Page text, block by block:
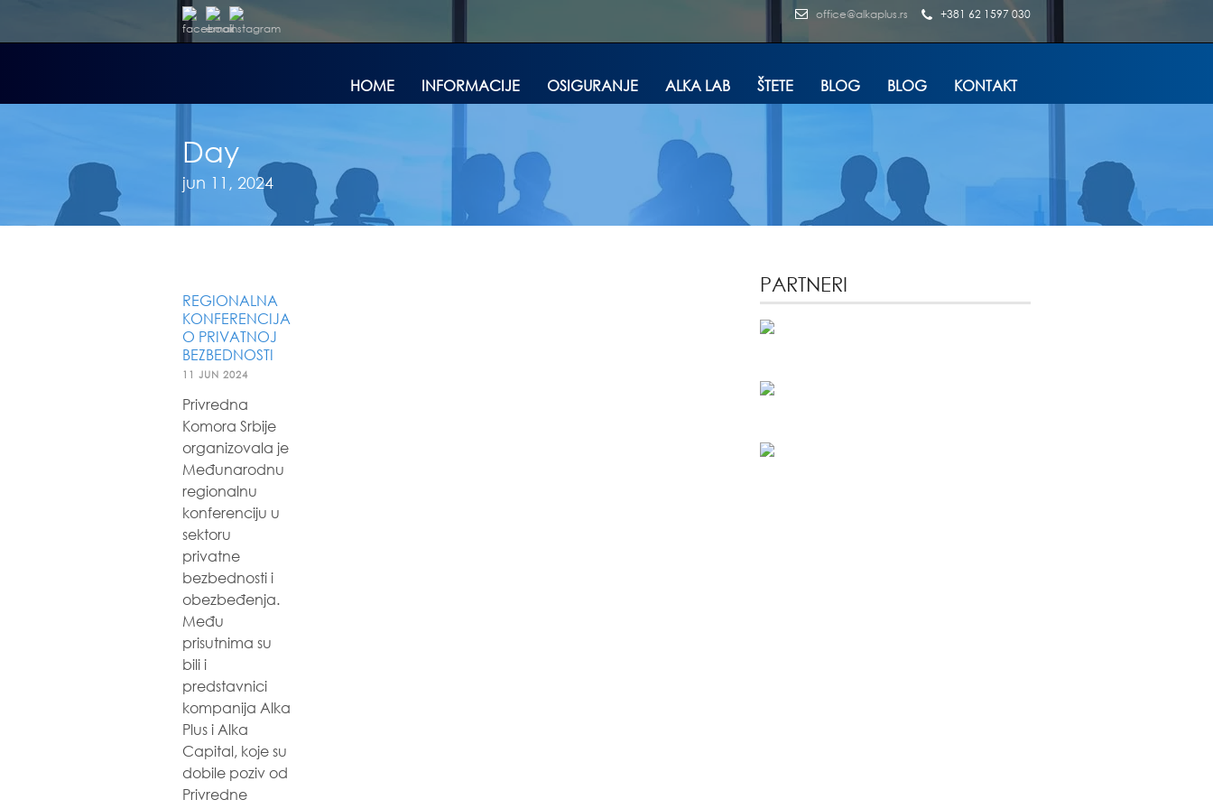
office@alkaplus.rs +381 62 1597 030
HOME INFORMACIJE OSIGURANJE ALKA LAB ŠTETE BLOG BLOG KONTAKT
Day
jun 11, 2024
REGIONALNA
KONFERENCIJA
O PRIVATNOJ
BEZBEDNOSTI
11 JUN 2024
Privredna
Komora Srbije
organizovala je
Međunarodnu
regionalnu
konferenciju u
sektoru
privatne
bezbednosti i
obezbeđenja.
Među
prisutnima su
bili i
predstavnici
kompanija Alka
Plus i Alka
Capital, koje su
dobile poziv od
Privredne
PARTNERI